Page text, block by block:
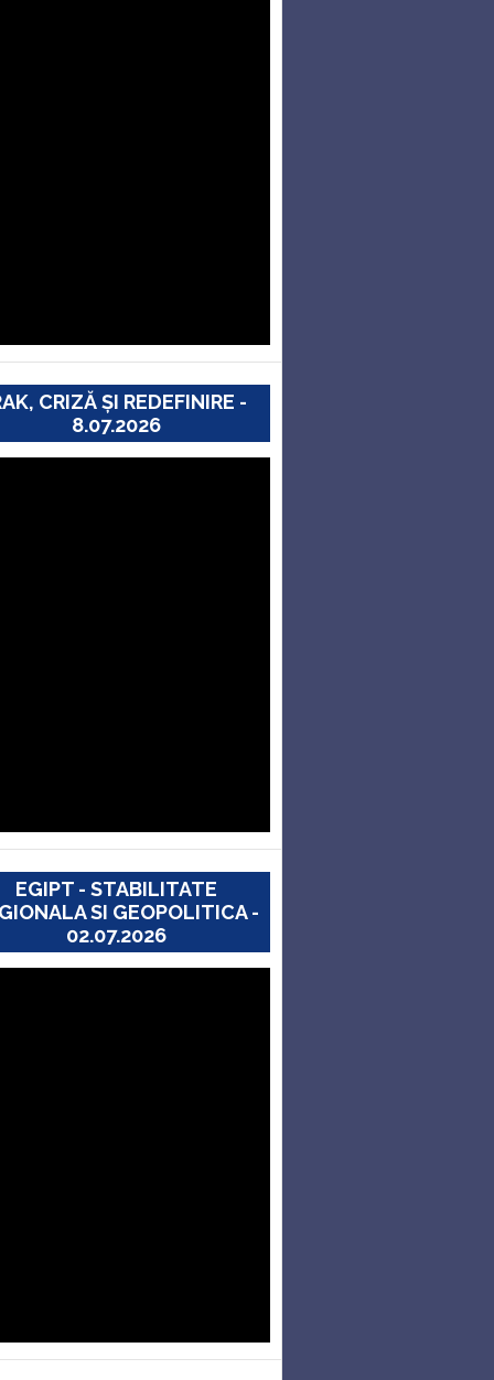
CRIZĂ ȘI REDEFINIRE -
8.07.2026
EGIPT - STABILITATE
SI GEOPOLITICA -
02.07.2026